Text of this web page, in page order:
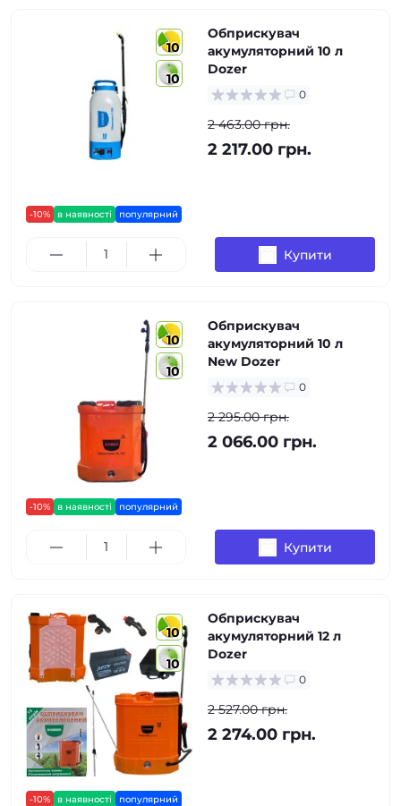
10
10
-10% в наявності популярний
Обприскувач
акумуляторний 10 л
Dozer
0
2 463.00 грн.
2 217.00 грн.
Купити
10
10
-10% в наявності популярний
Обприскувач
акумуляторний 10 л
New Dozer
0
2 295.00 грн.
2 066.00 грн.
Купити
10
10
-10% в наявності популярний
Обприскувач
акумуляторний 12 л
Dozer
0
2 527.00 грн.
2 274.00 грн.